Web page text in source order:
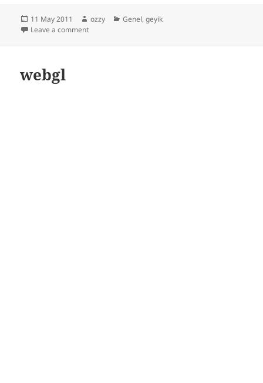
Posted
on
11 May 2011 Author
ozzy Categories
Genel,geyik
Leave a commenton güvenli torrent
webgl